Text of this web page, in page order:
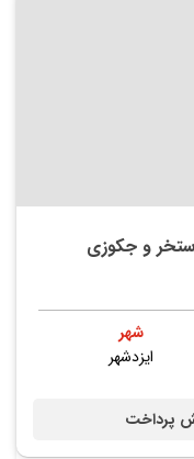
و جکوزی
شهر
ایزدشهر
پرداخت